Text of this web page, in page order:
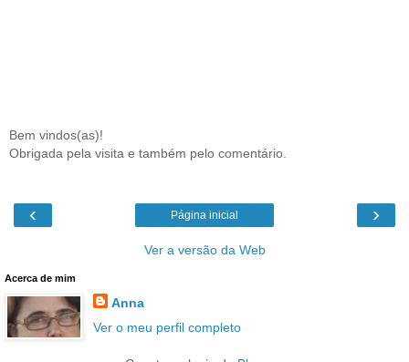
Bem vindos(as)!
Obrigada pela visita e também pelo comentário.
‹ ›
Página inicial
Ver a versão da Web
Acerca de mim
Anna
Ver o meu perfil completo